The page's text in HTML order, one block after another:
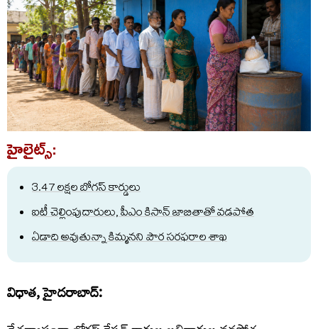
హైలైట్స్:
3.47 లక్షల బోగస్ కార్డులు
ఐటీ చెల్లింపుదారులు, పీఎం కిసాన్ జాబితాతో వడపోత
ఏడాది అవుతున్నా కిమ్మనని పౌర సరఫరాల శాఖ
విధాత, హైదరాబాద్: